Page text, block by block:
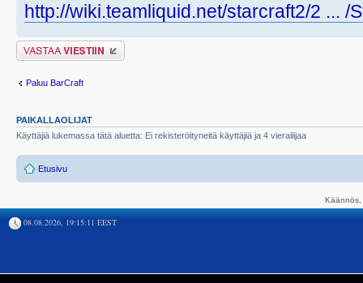
http://wiki.teamliquid.net/starcraft2/2 ... /
Lähetä vastaus
Paluu BarCraft
PAIKALLAOLIJAT
Käyttäjiä lukemassa tätä aluetta: Ei rekisteröityneitä käyttäjiä ja 4 vierailijaa
Etusivu
08.08.2026, 19:15:11 EEST